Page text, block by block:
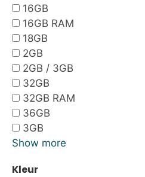
16GB
16GB RAM
18GB
2GB
2GB / 3GB
32GB
32GB RAM
36GB
3GB
Show more
Kleur